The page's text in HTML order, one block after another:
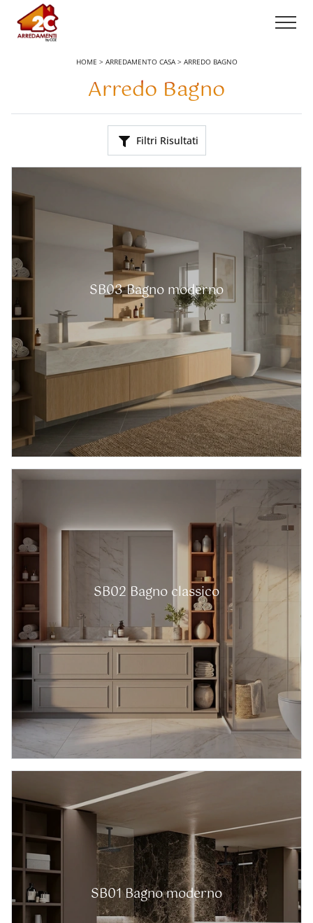
HOME > ARREDAMENTO CASA > ARREDO BAGNO
Arredo Bagno
Filtri Risultati
SB03 Bagno moderno
SB02 Bagno classico
SB01 Bagno moderno